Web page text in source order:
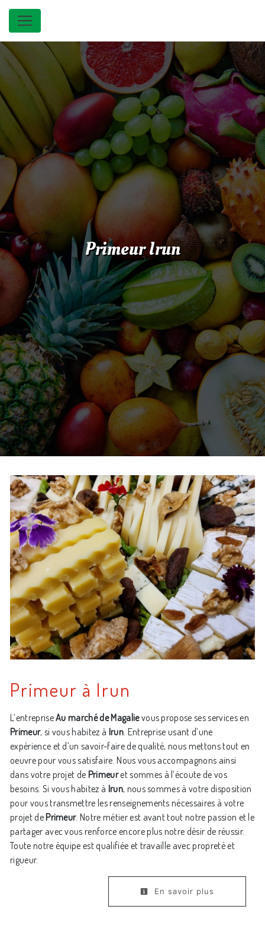
Primeur Irun
Primeur à Irun
L’entrepriseAu marché de Magalievous propose ses services en
Primeur, si vous habitez à Irun. Entreprise usant d’une
expérience et d’un savoir-faire de qualité, nous mettons tout en
oeuvre pour vous satisfaire. Nous vous accompagnons ainsi
dans votre projet de Primeuret sommes à l’écoute de vos
besoins. Si vous habitez à Irun, nous sommes à votre disposition
pour vous transmettre les renseignements nécessaires à votre
projet dePrimeur. Notre métier est avant tout notre passion et le
partager avec vous renforce encore plus notre désir de réussir.
Toute notre équipe est qualifiée et travaille avec propreté et
rigueur.
En savoir plus
Panneau de gestion des cookies